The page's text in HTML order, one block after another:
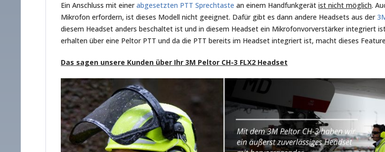
Ein Anschluss mit einerabgesetzten PTT Sprechtaste an einem Handfunkgerät ist nicht möglich.
Mikrofon erfordern, ist dieses Modell nicht geeignet. Dafür gibt es dann andere Headsets aus der
diesem Headset anders beschaltet ist und in diesem Headset ein Mikrofonvorverstärker integriert
erhalten über eine Peltor PTT und da die PTT bereits im Headset integriert ist, macht dieses
Das sagen unsere Kunden über Ihr 3M Peltor CH-3 FLX2 Headset